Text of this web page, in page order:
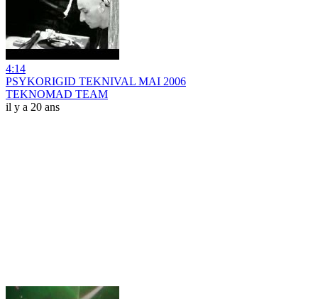
4:14
PSYKORIGID TEKNIVAL MAI 2006
TEKNOMAD TEAM
il y a 20 ans